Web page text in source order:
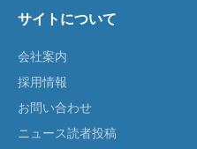
サイトについて
会社案内
採用情報
お問い合わせ
ニュース読者投稿